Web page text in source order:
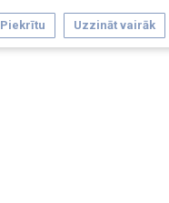
Piekrītu Uzzināt vairāk